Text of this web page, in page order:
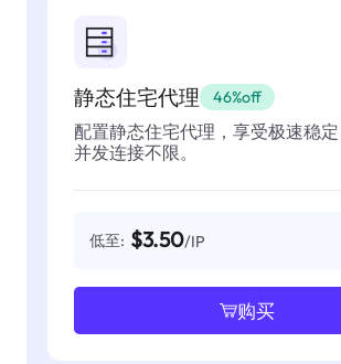
静态住宅代理 46%off
配置静态住宅代理，享受极速稳
并发连接不限。
低至: $3.50/IP
购买